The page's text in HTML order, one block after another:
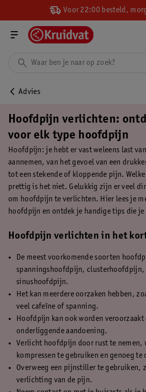
Voor 22:00 besteld,
Advies
Hoofdpijn verlichten:
voor elk type hoofdpijn
Hoofdpijn: je hebt er vast weleens last
aannemen, van het gevoel van een
tot een stekende of kloppende pijn.
prettig is het niet. Gelukkig zijn er veel
om hoofdpijn te verlichten. Hier lees je
hoofdpijn en ontdek je handige tips die
Hoofdpijn verlichten in het
De meest voorkomende soorten
spanningshoofdpijn, clusterhoofdpijn,
sinushoofdpijn.
Het kan meerdere oorzaken hebben,
veel cafeïne of spanning.
Hoofdpijn kan ook worden veroorzaakt
onderliggende aandoening.
Verlicht hoofdpijn door rust te nemen,
kompressen te gebruiken en genoeg te
Overweeg een pijnstiller te gebruiken,
verlichting van de pijn.